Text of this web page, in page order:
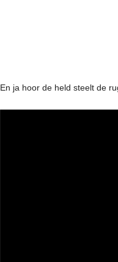
En ja hoor de held steelt de